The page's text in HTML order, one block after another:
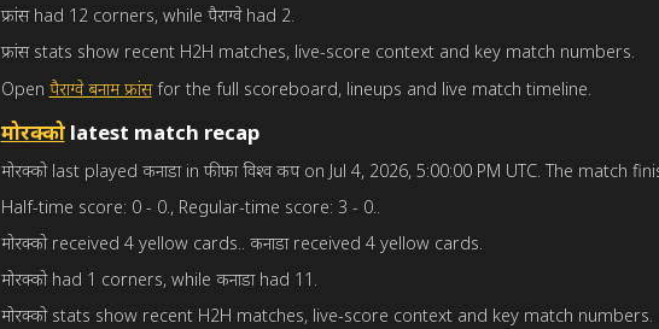
फ्रांस had 12 corners, while पैराग्वे had 2.
फ्रांस stats show recent H2H matches, live-score context and key match numbers.
Open पैराग्वे बनाम फ्रांसfor the full scoreboard, lineups and live match timeline.
मोरक्कोlatest match recap
मोरक्को last played कनाडा in फीफा विश्व कप on Jul 4, 2026, 5:00:00 PM UTC. The match
Half-time score: 0 - 0., Regular-time score: 3 - 0..
मोरक्को received 4 yellow cards.. कनाडा received 4 yellow cards.
मोरक्को had 1 corners, while कनाडा had 11.
मोरक्को stats show recent H2H matches, live-score context and key match numbers.